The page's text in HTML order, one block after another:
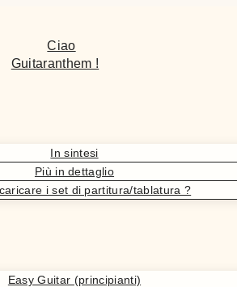
Ciao
Guitaranthem !
In sintesi
Più in dettaglio
i set di partitura/tablatura ?
Easy Guitar (principianti)